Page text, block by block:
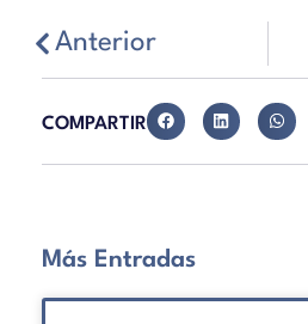
Anterior
COMPARTIR
Más Entradas